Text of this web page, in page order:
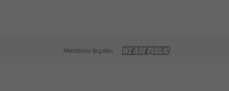
Mentions légales